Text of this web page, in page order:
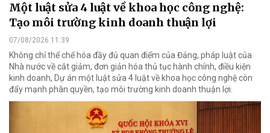
Một luật sửa 4 luật về khoa học công nghệ:
Tạo môi trường kinh doanh thuận lợi
07/08/2026 11:39
Không chỉ thể chế hóa đầy đủ quan điểm của Đảng, pháp luật của
Nhà nước về cắt giảm, đơn giản hóa thủ tục hành chính, điều kiện
kinh doanh, Dự án một luật sửa 4 luật về khoa học công nghệ còn
đẩy mạnh phân quyền, tạo môi trường kinh doanh thuận lợi.